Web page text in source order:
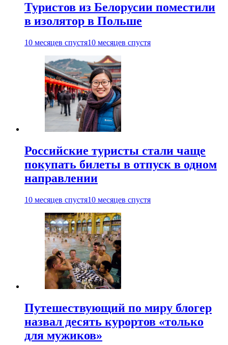
Туристов из Белорусии поместили
в изолятор в Польше
10 месяцев спустя10 месяцев спустя
Российские туристы стали чаще
покупать билеты в отпуск в одном
направлении
10 месяцев спустя10 месяцев спустя
Путешествующий по миру блогер
назвал десять курортов «только
для мужиков»